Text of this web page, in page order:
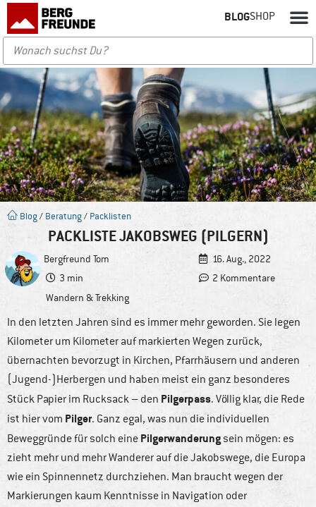
BLOGSHOP
Blog / Beratung / Packlisten
PACKLISTE JAKOBSWEG (PILGERN)
Bergfreund Tom
16. Aug., 2022
3 min
2 Kommentare
Wandern & Trekking
In den letzten Jahren sind es immer mehr geworden. Sie legen
Kilometer um Kilometer auf markierten Wegen zurück,
übernachten bevorzugt in Kirchen, Pfarrhäusern und anderen
(Jugend-)Herbergen und haben meist ein ganz besonderes
Stück Papier im Rucksack – den Pilgerpass. Völlig klar, die Rede
ist hier vom Pilger. Ganz egal, was nun die individuellen
Beweggründe für solch eine Pilgerwanderungsein mögen: es
zieht mehr und mehr Wanderer auf die Jakobswege, die Europa
wie ein Spinnennetz durchziehen. Man braucht wegen der
Markierungen kaum Kenntnisse in Navigation oder